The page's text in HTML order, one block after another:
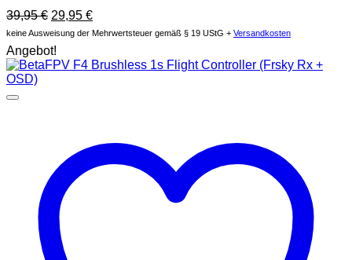
39,95€ Original
price
was:
39,95 €.
29,95 €Current
price
29,95 €.
keine Ausweisung der Mehrwertsteuer gemäß § 19 UStG + Versandkosten
Angebot!